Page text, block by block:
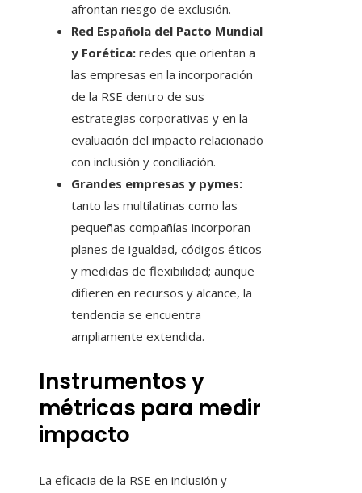
afrontan riesgo de exclusión.
Red Española del Pacto Mundial
y Forética: redes que orientan a
las empresas en la incorporación
de la RSE dentro de sus
estrategias corporativas y en la
evaluación del impacto relacionado
con inclusión y conciliación.
Grandes empresas y pymes:
tanto las multilatinas como las
pequeñas compañías incorporan
planes de igualdad, códigos éticos
y medidas de flexibilidad; aunque
difieren en recursos y alcance, la
tendencia se encuentra
ampliamente extendida.
Instrumentos y
métricas para medir
impacto
La eficacia de la RSE en inclusión y